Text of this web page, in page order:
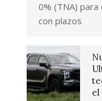
0% (TNA)
con plazos
el